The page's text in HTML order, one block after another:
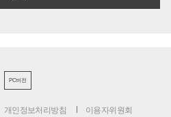
PC버전
개인정보처리방침 이용자위원회